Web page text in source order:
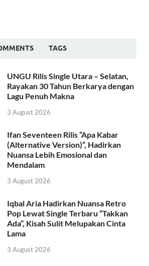
TAGS
UNGU Rilis Single Utara – Selatan,
Rayakan 30 Tahun Berkarya dengan
Lagu Penuh Makna
3 August 2026
Ifan Seventeen Rilis “Apa Kabar
(Alternative Version)”, Hadirkan
Nuansa Lebih Emosional dan
Mendalam
3 August 2026
Iqbal Aria Hadirkan Nuansa Retro
Pop Lewat Single Terbaru “Takkan
Ada”, Kisah Sulit Melupakan Cinta
Lama
3 August 2026